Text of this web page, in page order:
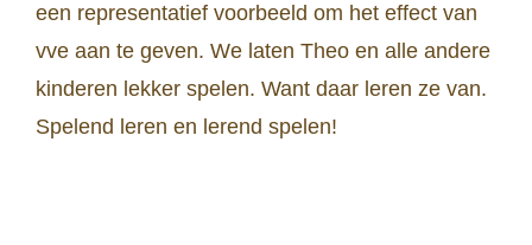
een representatief voorbeeld om het effect van
vve aan te geven. We laten Theo en alle andere
kinderen lekker spelen. Want daar leren ze van.
Spelend leren en lerend spelen!